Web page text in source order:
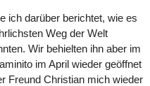
ich darüber berichtet, wie es
Weg der Welt
Wir behielten ihn aber im
im April wieder geöffnet
Freund Christian mich wieder